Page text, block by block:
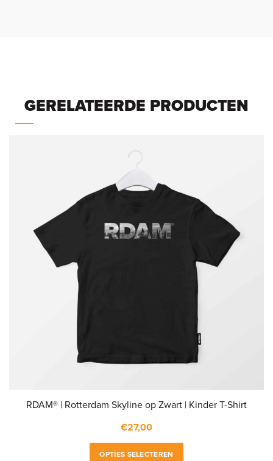
GERELATEERDE PRODUCTEN
RDAM® | Rotterdam Skyline op Zwart | Kinder T-Shirt
€27,00
OPTIES SELECTEREN